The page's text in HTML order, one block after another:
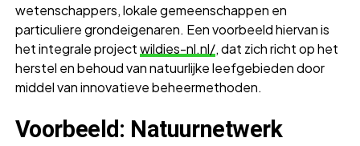
wetenschappers, lokale gemeenschappen en
particuliere grondeigenaren. Een voorbeeld hiervan is
het integrale projectwildies-nl.nl/, dat zich richt op het
herstel en behoud van natuurlijke leefgebieden door
middel van innovatieve beheermethoden.
Voorbeeld: Natuurnetwerk